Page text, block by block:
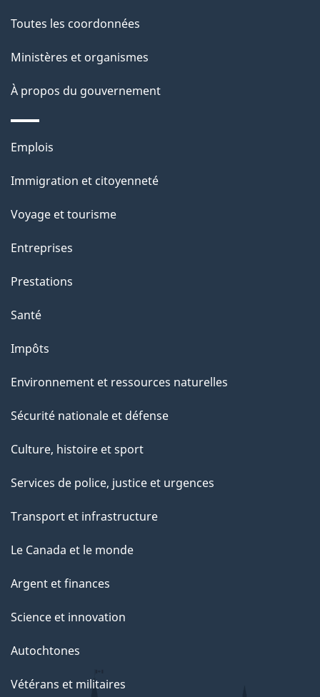
Toutes les coordonnées
Ministères et organismes
À propos du gouvernement
Thèmes
sujets
Emplois
Immigration et citoyenneté
Voyage et tourisme
Entreprises
Prestations
Santé
Impôts
Environnement et ressources naturelles
Sécurité nationale et défense
Culture, histoire et sport
Services de police, justice et urgences
Transport et infrastructure
Le Canada et le monde
Argent et finances
Science et innovation
Autochtones
Vétérans et militaires